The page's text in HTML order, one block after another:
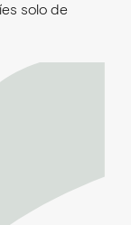
solo de